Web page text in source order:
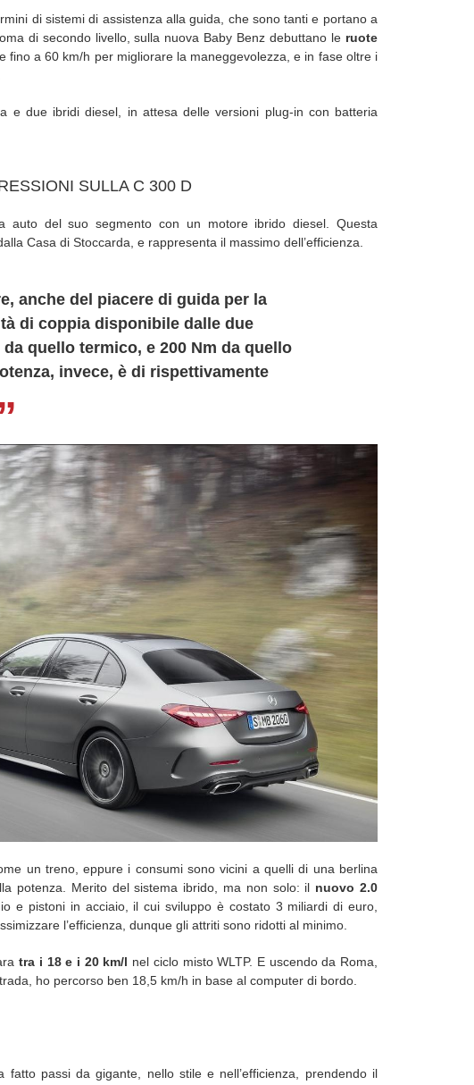
di sistemi di assistenza alla guida, che sono tanti e portano a
di secondo livello, sulla nuova Baby Benz debuttano le ruote
fino a 60 km/h per migliorare la maneggevolezza, e in fase oltre i
e due ibridi diesel, in attesa delle versioni plug-in con batteria
SULLA C 300 D
auto del suo segmento con un motore ibrido diesel. Questa
Casa di Stoccarda, e rappresenta il massimo dell’efficienza.
anche del piacere di guida per la
di coppia disponibile dalle due
da quello termico, e 200 Nm da quello
invece, è di rispettivamente
un treno, eppure i consumi sono vicini a quelli di una berlina
potenza. Merito del sistema ibrido, ma non solo: il nuovo 2.0
e pistoni in acciaio, il cui sviluppo è costato 3 miliardi di euro,
l’efficienza, dunque gli attriti sono ridotti al minimo.
tra i 18 e i 20 km/l nel ciclo misto WLTP. E uscendo da Roma,
ho percorso ben 18,5 km/h in base al computer di bordo.
fatto passi da gigante, nello stile e nell’efficienza, prendendo il